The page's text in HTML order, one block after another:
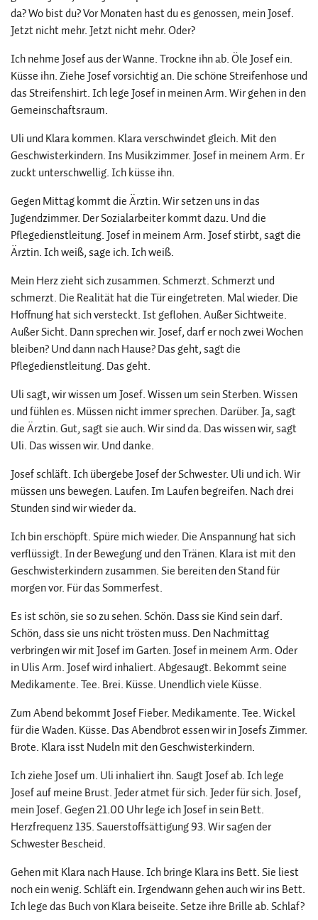
da? Wo bist du? Vor Monaten hast du es genossen, mein Josef.
Jetzt nicht mehr. Jetzt nicht mehr. Oder?
Ich nehme Josef aus der Wanne. Trockne ihn ab. Öle Josef ein.
Küsse ihn. Ziehe Josef vorsichtig an. Die schöne Streifenhose und
das Streifenshirt. Ich lege Josef in meinen Arm. Wir gehen in den
Gemeinschaftsraum.
Uli und Klara kommen. Klara verschwindet gleich. Mit den
Geschwisterkindern. Ins Musikzimmer. Josef in meinem Arm. Er
zuckt unterschwellig. Ich küsse ihn.
Gegen Mittag kommt die Ärztin. Wir setzen uns in das
Jugendzimmer. Der Sozialarbeiter kommt dazu. Und die
Pflegedienstleitung. Josef in meinem Arm. Josef stirbt, sagt die
Ärztin. Ich weiß, sage ich. Ich weiß.
Mein Herz zieht sich zusammen. Schmerzt. Schmerzt und
schmerzt. Die Realität hat die Tür eingetreten. Mal wieder. Die
Hoffnung hat sich versteckt. Ist geflohen. Außer Sichtweite.
Außer Sicht. Dann sprechen wir. Josef, darf er noch zwei Wochen
bleiben? Und dann nach Hause? Das geht, sagt die
Pflegedienstleitung. Das geht.
Uli sagt, wir wissen um Josef. Wissen um sein Sterben. Wissen
und fühlen es. Müssen nicht immer sprechen. Darüber. Ja, sagt
die Ärztin. Gut, sagt sie auch. Wir sind da. Das wissen wir, sagt
Uli. Das wissen wir. Und danke.
Josef schläft. Ich übergebe Josef der Schwester. Uli und ich. Wir
müssen uns bewegen. Laufen. Im Laufen begreifen. Nach drei
Stunden sind wir wieder da.
Ich bin erschöpft. Spüre mich wieder. Die Anspannung hat sich
verflüssigt. In der Bewegung und den Tränen. Klara ist mit den
Geschwisterkindern zusammen. Sie bereiten den Stand für
morgen vor. Für das Sommerfest.
Es ist schön, sie so zu sehen. Schön. Dass sie Kind sein darf.
Schön, dass sie uns nicht trösten muss. Den Nachmittag
verbringen wir mit Josef im Garten. Josef in meinem Arm. Oder
in Ulis Arm. Josef wird inhaliert. Abgesaugt. Bekommt seine
Medikamente. Tee. Brei. Küsse. Unendlich viele Küsse.
Zum Abend bekommt Josef Fieber. Medikamente. Tee. Wickel
für die Waden. Küsse. Das Abendbrot essen wir in Josefs Zimmer.
Brote. Klara isst Nudeln mit den Geschwisterkindern.
Ich ziehe Josef um. Uli inhaliert ihn. Saugt Josef ab. Ich lege
Josef auf meine Brust. Jeder atmet für sich. Jeder für sich. Josef,
mein Josef. Gegen 21.00 Uhr lege ich Josef in sein Bett.
Herzfrequenz 135. Sauerstoffsättigung 93. Wir sagen der
Schwester Bescheid.
Gehen mit Klara nach Hause. Ich bringe Klara ins Bett. Sie liest
noch ein wenig. Schläft ein. Irgendwann gehen auch wir ins Bett.
Ich lege das Buch von Klara beiseite. Setze ihre Brille ab. Schlaf?